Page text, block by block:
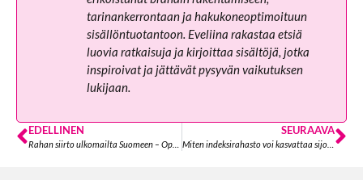
tarinankerrontaan ja hakukoneoptimoituun
sisällöntuotantoon. Eveliina rakastaa etsiä
luovia ratkaisuja ja kirjoittaa sisältöjä, jotka
inspiroivat ja jättävät pysyvän vaikutuksen
lukijaan.
EDELLINEN SEURAAVA
Miten indeksirahasto voi kasvattaa sijoitustasi tehokkaasti?